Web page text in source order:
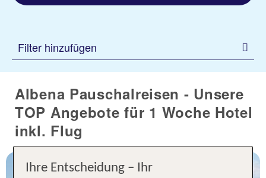
Filter hinzufügen
Albena Pauschalreisen - Unsere
TOP Angebote für 1 Woche Hotel
inkl. Flug
Ihre Entscheidung – Ihr